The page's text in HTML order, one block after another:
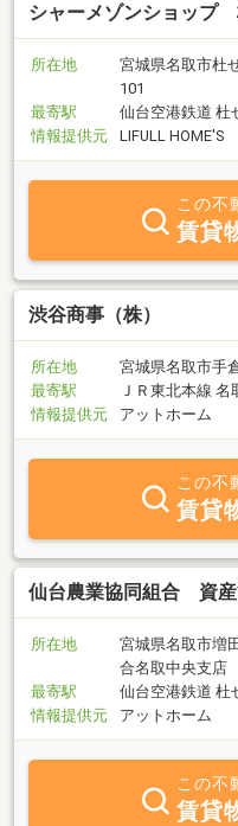
シャーメゾンショッ
所在地
宮城県名取市杜
101
最寄駅
仙台空港鉄道 杜
情報提供元
LIFULL HOME'S
この不
賃貸
渋谷商事（株）
所在地
宮城県名取市手
最寄駅
ＪＲ東北本線
情報提供元
アットホーム
この不
賃貸
仙台農業協同組合 資
所在地
宮城県名取市増
合名取中央支店
最寄駅
仙台空港鉄道 杜
情報提供元
アットホーム
この不
賃貸